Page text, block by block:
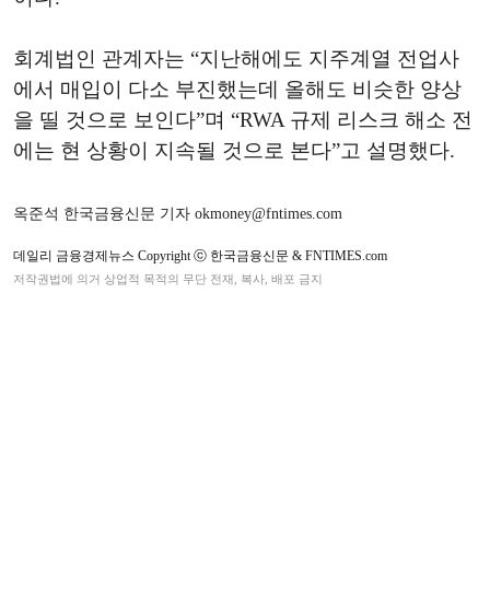
회계법인 관계자는 “지난해에도 지주계열 전업사
에서 매입이 다소 부진했는데 올해도 비슷한 양상
을 띨 것으로 보인다”며 “RWA 규제 리스크 해소 전
에는 현 상황이 지속될 것으로 본다”고 설명했다.
옥준석 한국금융신문 기자 okmoney@fntimes.com
데일리 금융경제뉴스 Copyright ⓒ 한국금융신문 & FNTIMES.com
저작권법에 의거 상업적 목적의 무단 전재, 복사, 배포 금지